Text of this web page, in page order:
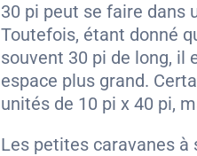
30 pi peut se faire dans
Toutefois, étant donné
souvent 30 pi de long, il
espace plus grand.
unités de 10 pi x 40 pi,
Les petites caravanes